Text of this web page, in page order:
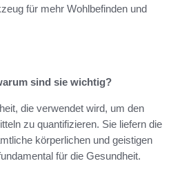
für mehr Wohlbefinden und
sind sie wichtig?
die verwendet wird, um den
zu quantifizieren. Sie liefern die
körperlichen und geistigen
für die Gesundheit.